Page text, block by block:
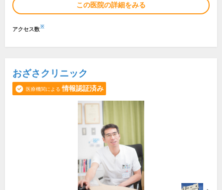
この医院の詳細をみる
アクセス数※
おざさクリニック
医療機関による 情報認証済み